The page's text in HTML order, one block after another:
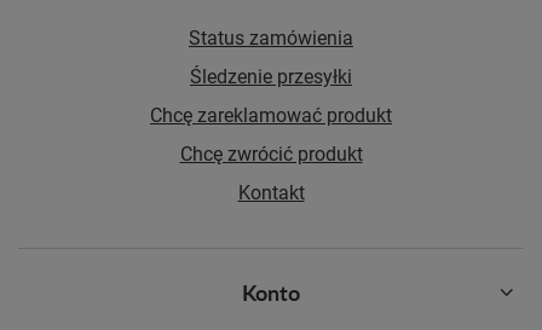
Status zamówienia
Śledzenie przesyłki
Chcę zareklamować produkt
Chcę zwrócić produkt
Kontakt
Konto